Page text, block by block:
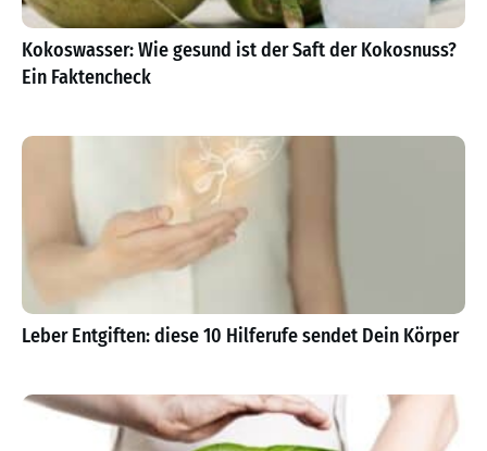
Kokoswasser: Wie gesund ist der Saft der Kokosnuss?
Ein Faktencheck
Leber Entgiften: diese 10 Hilferufe sendet Dein Körper